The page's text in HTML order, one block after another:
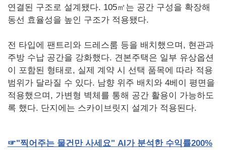
연결된 구조로 설계됐다. 105㎡는 공간 구성을 확장해
동선 효율성을 높인 구조가 적용됐다.
전 타입에 팬트리와 드레스룸 등을 배치했으며, 현관과
주방 수납 공간을 강화했다. 견본주택은 일부 유상옵션
이 포함된 형태로, 실제 계약 시 선택 품목에 따라 적용
범위가 달라질 수 있다. 남향 위주 배치와 4베이 평면을
적용했으며, 가변형 벽체를 통해 공간 활용이 가능하도
록 했다. 단지에는 스카이브릿지 설계가 적용된다.
☞"찍어주는 물건만 사세요" AI가 분석한 수익률200%